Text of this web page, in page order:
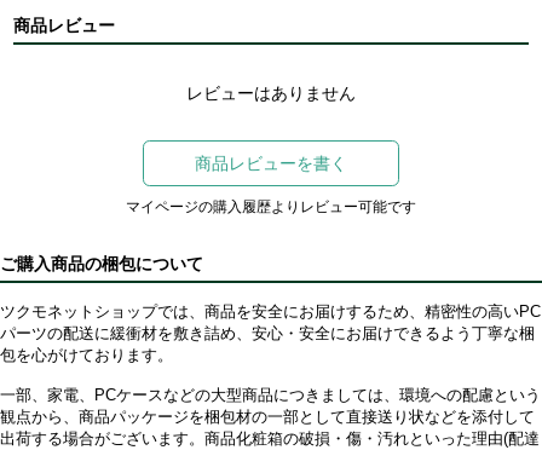
商品レビュー
レビューはありません
商品レビューを書く
マイページの購入履歴よりレビュー可能です
ご購入商品の梱包について
ツクモネットショップでは、商品を安全にお届けするため、精密性の高いPC
パーツの配送に緩衝材を敷き詰め、安心・安全にお届けできるよう丁寧な梱
包を心がけております。
一部、家電、PCケースなどの大型商品につきましては、環境への配慮という
観点から、商品パッケージを梱包材の一部として直接送り状などを添付して
出荷する場合がございます。商品化粧箱の破損・傷・汚れといった理由(配達